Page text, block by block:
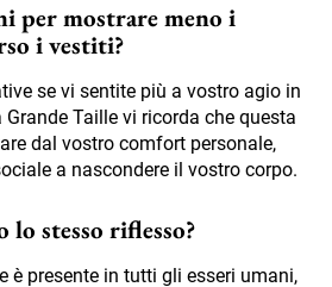
per mostrare meno i
i vestiti?
se vi sentite più a vostro agio in
Taille vi ricorda che questa
dal vostro comfort personale,
a nascondere il vostro corpo.
stesso riflesso?
è presente in tutti gli esseri umani,